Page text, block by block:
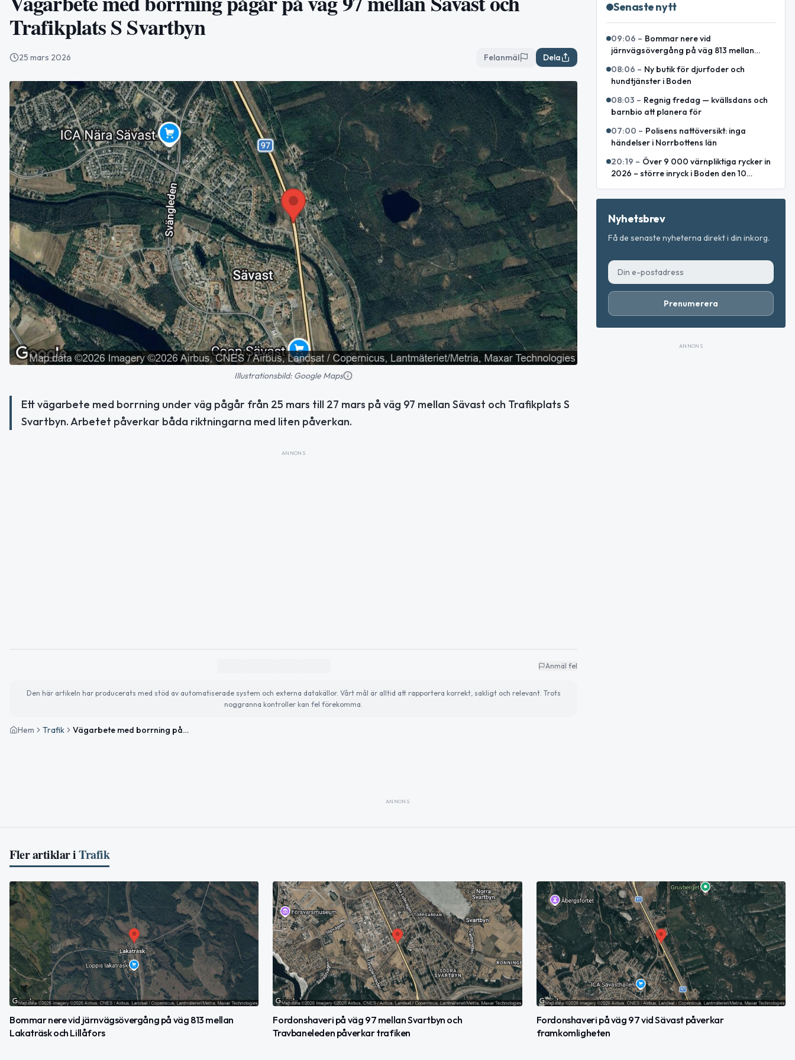
Trafikplats S Svartbyn
25 mars 2026 Felanmäl Dela
Illustrationsbild: Google Maps
Ett vägarbete med borrning under väg pågår från 25 mars till 27 mars på väg 97 mellan Sävast och Trafikplats S
Svartbyn. Arbetet påverkar båda riktningarna med liten påverkan.
ANNONS
Anmäl fel
Den här artikeln har producerats med stöd av automatiserade system och externa datakällor. Vårt mål är alltid att rapportera korrekt, sakligt och relevant. Trots
noggranna kontroller kan fel förekomma.
Hem Trafik Vägarbete med borrning pågår på väg 97 mellan Sävast och Trafikplats S Svartbyn
Senaste nytt
09:06 – Bommar nere vid
järnvägsövergång på väg 813 mellan
08:06 – Ny butik för djurfoder och
hundtjänster i Boden
08:03 – Regnig fredag — kvällsdans och
barnbio att planera för
07:00 – Polisens nattöversikt: inga
händelser i Norrbottens län
20:19 – Över 9 000 värnpliktiga rycker in
2026 – större inryck i Boden den 10
Nyhetsbrev
Få de senaste nyheterna direkt i din inkorg.
Prenumerera
ANNONS
ANNONS
Fler artiklar iTrafik
Bommar nere vid järnvägsövergång på väg 813 mellan
Lakaträsk och Lillåfors
Fordonshaveri på väg 97 mellan Svartbyn och
Travbaneleden påverkar trafiken
Fordonshaveri på väg 97 vid Sävast påverkar
framkomligheten